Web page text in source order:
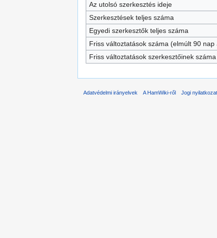
Az utolsó szerkesztés ideje
Szerkesztések teljes száma
Egyedi szerkesztők teljes száma
Friss változtatások száma (elmúlt 90 nap
Friss változtatások szerkesztőinek száma
Adatvédelmi irányelvek A HamWiki-ről Jogi